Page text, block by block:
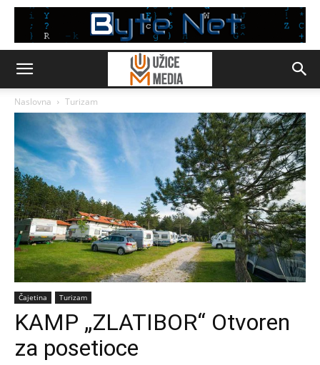
Naslovna Turizam
Čajetina Turizam
KAMP „ZLATIBOR“ Otvoren
za posetioce